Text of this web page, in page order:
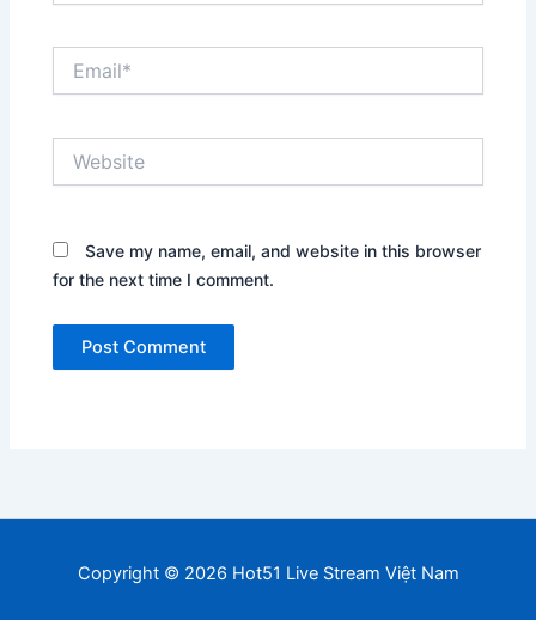
Save my name, email, and website in this browser
for the next time I comment.
Copyright © 2026 Hot51 Live Stream Việt Nam